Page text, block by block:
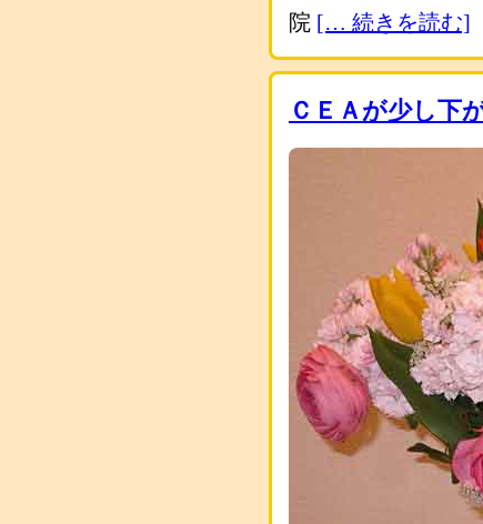
院 [… 続きを読む]
ＣＥＡが少し下